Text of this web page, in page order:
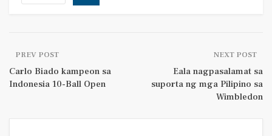
PREV POST
Carlo Biado kampeon sa
Indonesia 10-Ball Open
NEXT POST
Eala nagpasalamat sa
suporta ng mga Pilipino sa
Wimbledon